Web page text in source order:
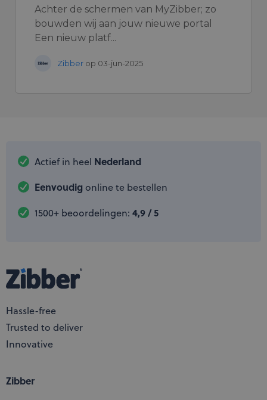
Achter de schermen van MyZibber; zo
bouwden wij aan jouw nieuwe portal
Een nieuw platf...
Zibber op 03-jun-2025
Actief in heel Nederland
Eenvoudig online te bestellen
1500+ beoordelingen: 4,9 / 5
Hassle-free
Trusted to deliver
Innovative
Zibber